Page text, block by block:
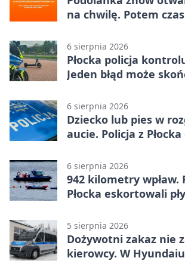
na chwilę. Potem
6 sierpnia 2026
Płocka policja
Jeden błąd może
6 sierpnia 2026
Dziecko lub pies w
aucie. Policja z
6 sierpnia 2026
942 kilometry wpław.
Płocka eskortowali
5 sierpnia 2026
Dożywotni zakaz nie
kierowcy. W